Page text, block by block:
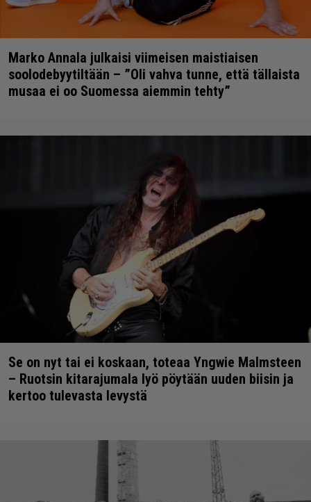
Marko Annala julkaisi viimeisen maistiaisen
soolodebyytiltään – ”Oli vahva tunne, että tällaista
musaa ei oo Suomessa aiemmin tehty”
Se on nyt tai ei koskaan, toteaa Yngwie Malmsteen
– Ruotsin kitarajumala lyö pöytään uuden biisin ja
kertoo tulevasta levystä